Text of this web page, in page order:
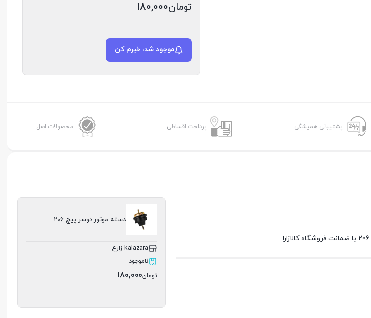
تومان180,000
موجود شد، خبرم کن
پشتیبانی همیشگی پرداخت اقساطی محصولات اصل
دسته موتور دوسر پیچ 206
kalazara زارع
ناموجود
تومان180,000